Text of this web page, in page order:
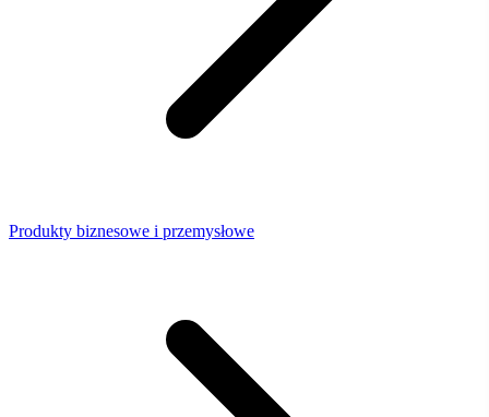
Produkty biznesowe i przemysłowe